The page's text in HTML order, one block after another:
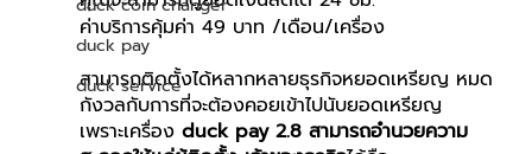
duck coin changer
duck pay
duck service
ค่าบริการคุ้มค่า 49 บาท /เดือน/เครื่อง
สามารถติดตั้งได้หลากหลายธุรกิจหยอดเหรียญ หมด
กังวลกับการที่จะต้องคอยเข้าไปนับยอดเหรียญ
เพราะเครื่อง duck pay 2.8 สามารถอำนวยความ